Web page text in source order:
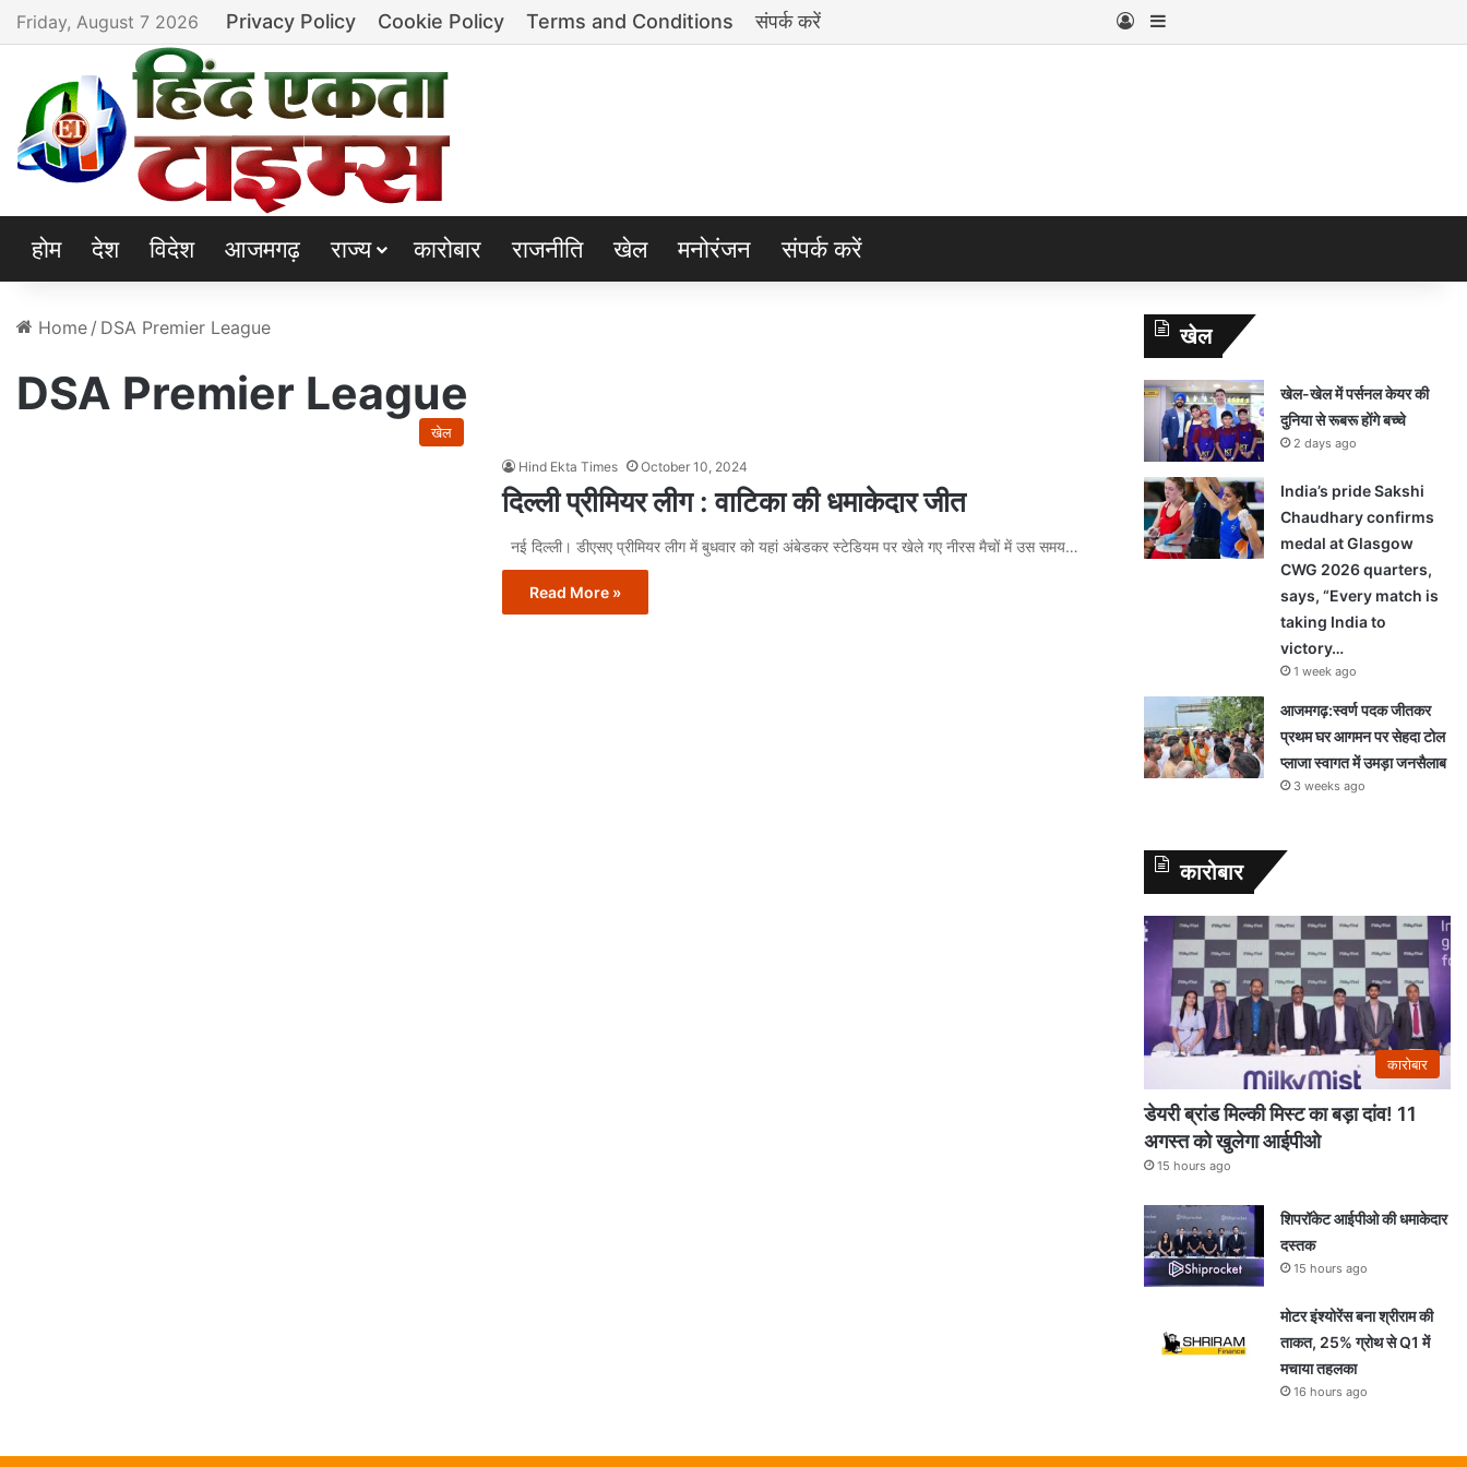
Friday, August 7 2026 Privacy Policy Cookie Policy Terms and Conditions संपर्क करें Log InSidebar
होम देश विदेश आजमगढ़ राज्य कारोबार राजनीति खेल मनोरंजन संपर्क करें
Home / DSA Premier League
DSA Premier League
खेल
Hind Ekta Times October 10, 2024
दिल्ली प्रीमियर लीग : वाटिका की धमाकेदार जीत
नई दिल्ली। डीएसए प्रीमियर लीग में बुधवार को यहां अंबेडकर स्टेडियम पर खेले गए नीरस मैचों में उस समय…
Read More »
खेल
खेल-खेल में पर्सनल केयर की
दुनिया से रूबरू होंगे बच्चे
2 days ago
India’s pride Sakshi
Chaudhary confirms
medal at Glasgow
CWG 2026 quarters,
says, “Every match is
taking India to
victory…
1 week ago
आजमगढ़:स्वर्ण पदक जीतकर
प्रथम घर आगमन पर सेहदा टोल
प्लाजा स्वागत में उमड़ा जनसैलाब
3 weeks ago
कारोबार
कारोबार
डेयरी ब्रांड मिल्की मिस्ट का बड़ा दांव! 11
अगस्त को खुलेगा आईपीओ
15 hours ago
शिपरॉकेट आईपीओ की धमाकेदार
दस्तक
15 hours ago
मोटर इंश्योरेंस बना श्रीराम की
ताकत, 25% ग्रोथ से Q1 में
मचाया तहलका
16 hours ago